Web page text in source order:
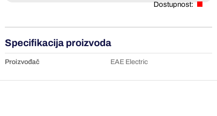
Dostupnost:
Specifikacija proizvoda
Proizvođač EAE Electric